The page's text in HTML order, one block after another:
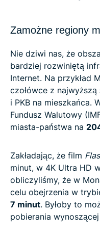
Zamożne regiony
Nie dziwi nas, że
bardziej rozwiniętą
Internet. Na przykład
czołówce z
i PKB na mieszkańca.
Fundusz Walutowy
miasta-państwa na
Zakładając, że film
minut, w 4K Ultra HD
obliczyliśmy, że w
celu obejrzenia w
7 minut. Byłoby to
pobierania